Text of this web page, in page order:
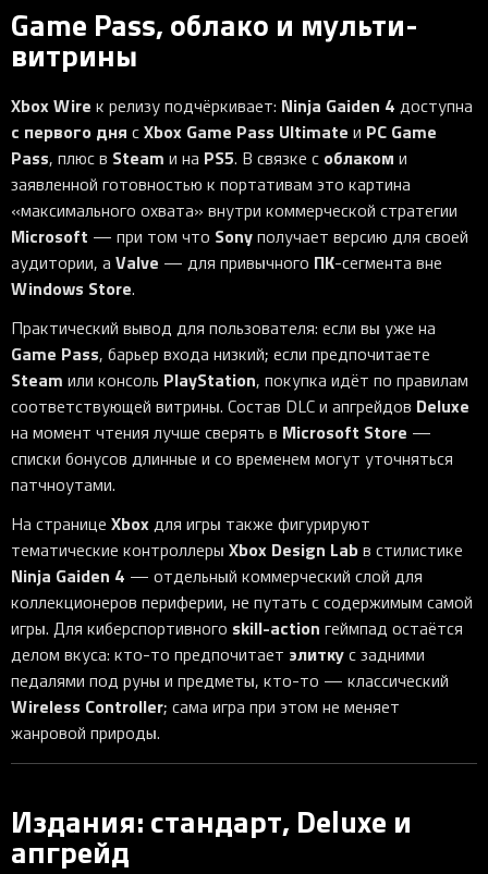
Game Pass, облако и мульти-
витрины
Xbox Wire к релизу подчёркивает: Ninja Gaiden 4 доступна
с первого дня сXbox Game Pass Ultimate и PC Game
Pass, плюс в Steam и на PS5. В связке с облаком и
заявленной готовностью к портативам это картина
«максимального охвата» внутри коммерческой стратегии
Microsoft — при том что Sonyполучает версию для своей
аудитории, а Valve — для привычного ПК-сегмента вне
Windows Store.
Практический вывод для пользователя: если вы уже на
Game Pass, барьер входа низкий; если предпочитаете
Steam или консоль PlayStation, покупка идёт по правилам
соответствующей витрины. Состав DLC и апгрейдов Deluxe
на момент чтения лучше сверять в Microsoft Store —
списки бонусов длинные и со временем могут уточняться
патчноутами.
На странице Xboxдля игры также фигурируют
тематические контроллеры Xbox Design Labв стилистике
Ninja Gaiden 4 — отдельный коммерческий слой для
коллекционеров периферии, не путать с содержимым самой
игры. Для киберспортивного skill-action геймпад остаётся
делом вкуса: кто-то предпочитает элиткус задними
педалями под руны и предметы, кто-то — классический
Wireless Controller; сама игра при этом не меняет
жанровой природы.
Издания: стандарт, Deluxe и
апгрейд